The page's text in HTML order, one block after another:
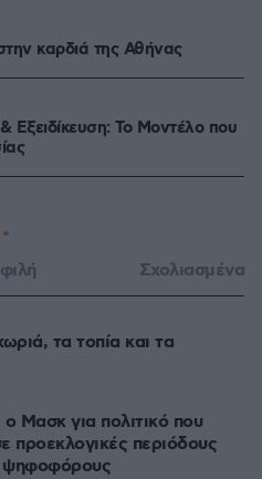
καρδιά της Αθήνας
Εξειδίκευση: Το Mοντέλο που
Σχολιασμένα
τα τοπία και τα
ο Μασκ για πολιτικό που
προεκλογικές περιόδους
ψηφοφόρους